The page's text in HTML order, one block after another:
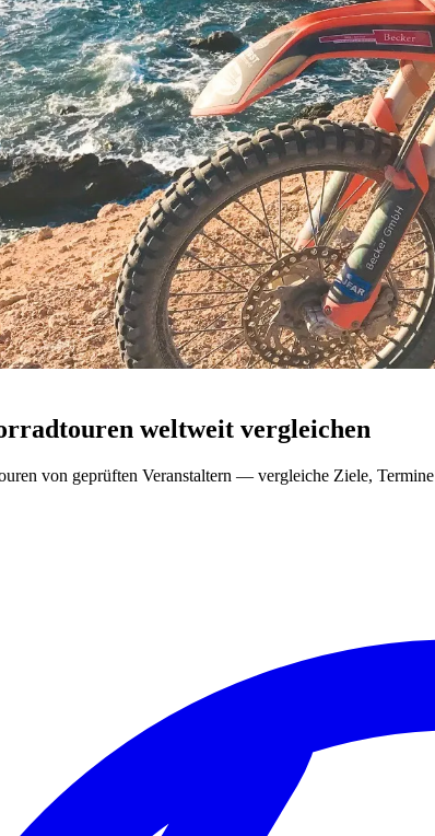
weltweit vergleichen
von geprüften Veranstaltern — vergleiche Ziele,